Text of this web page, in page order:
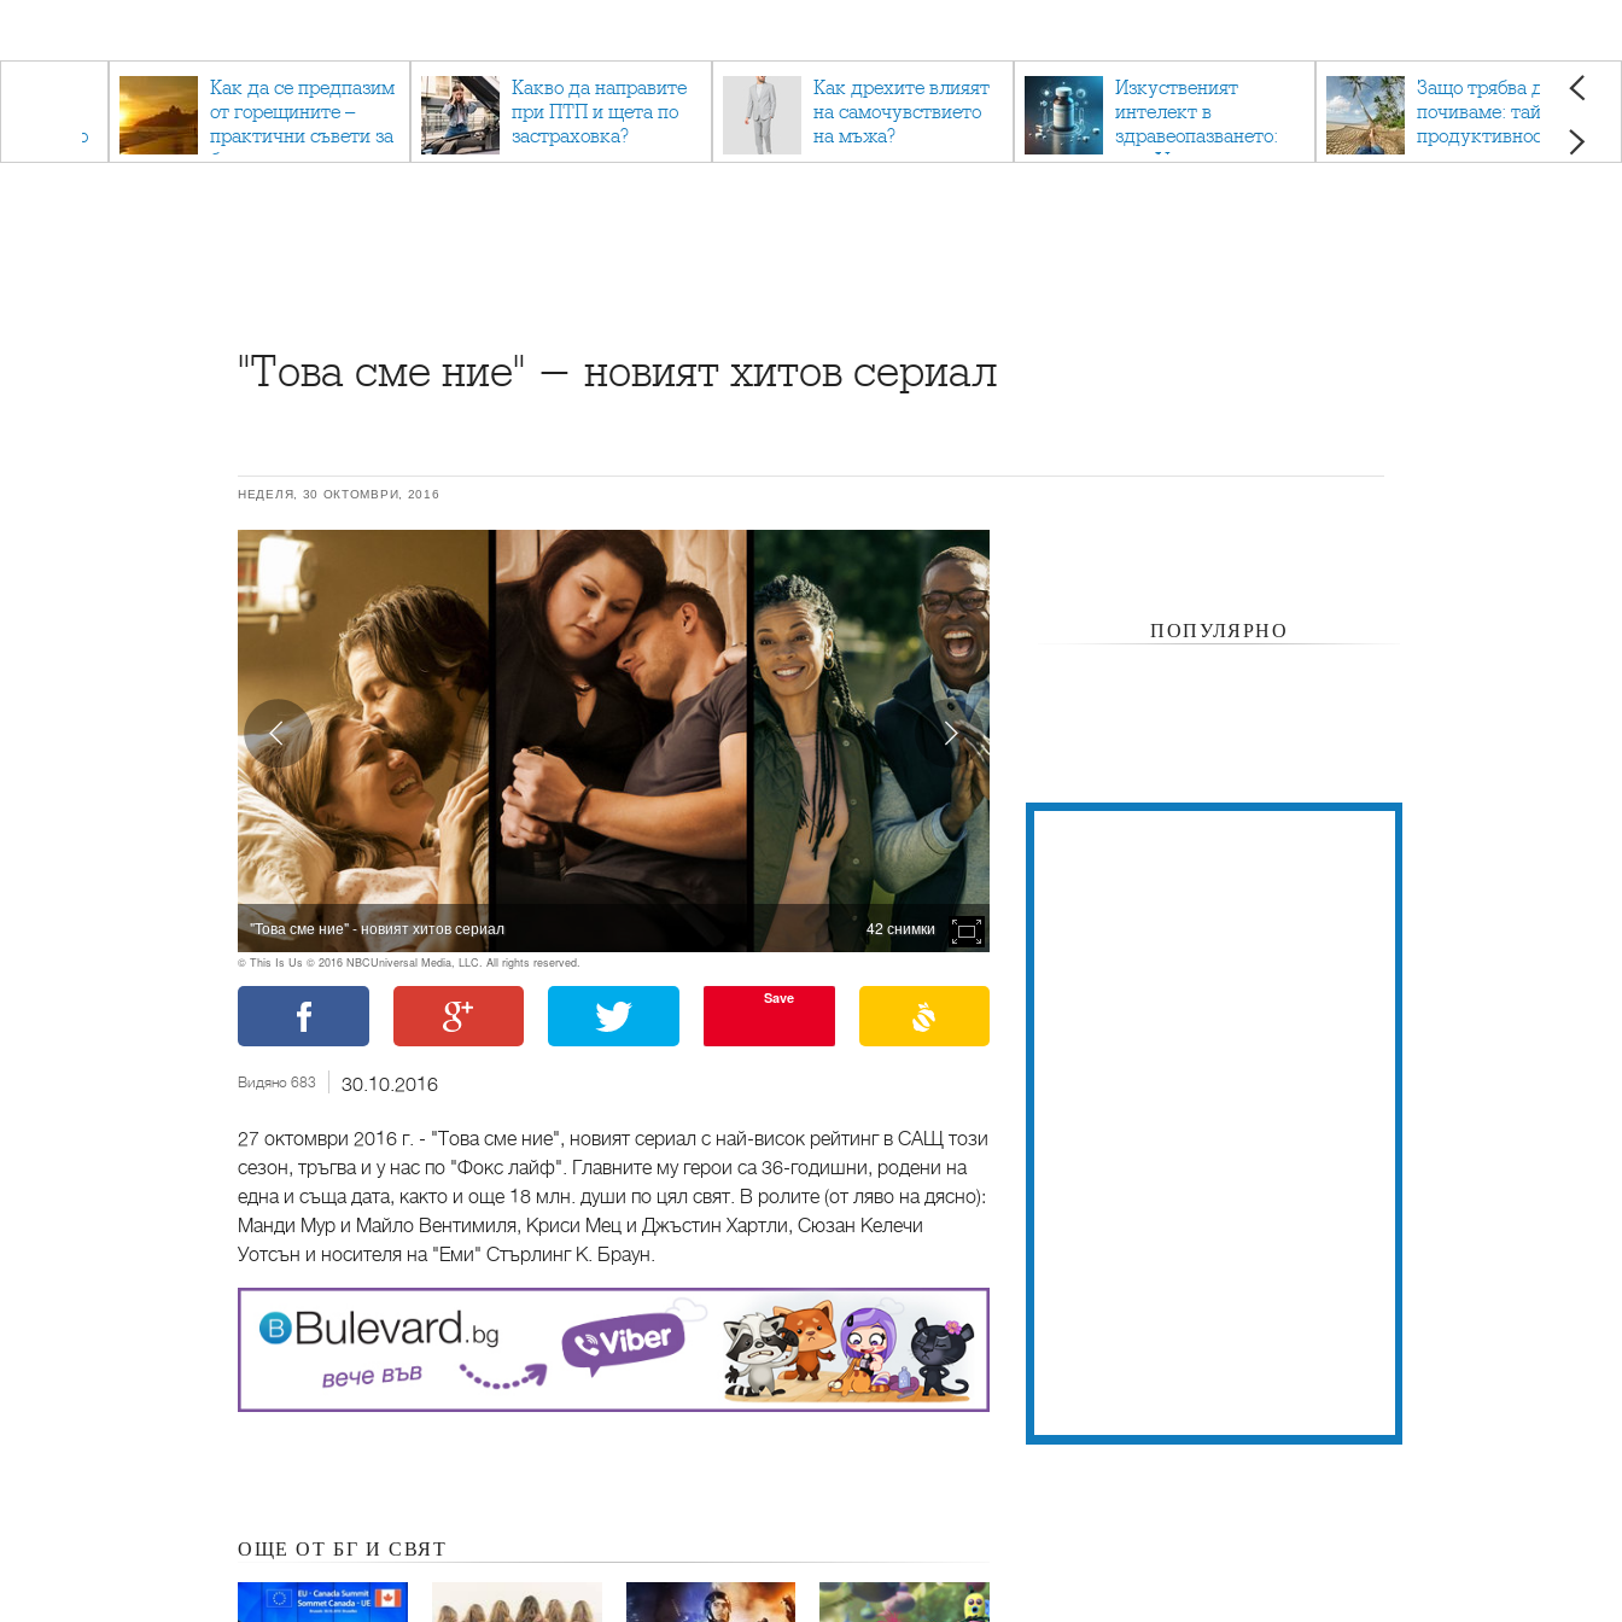
отново
Как да се предпазим
от горещините –
практични съвети за
безопасно лято
Какво да направите
при ПТП и щета по
застраховка?
Как дрехите влияят
на самочувствието
на мъжа?
Изкуственият
интелект в
здравеопазването:
как AI променя
Защо трябва да си
почиваме: тайната на
продуктивността,
здравето и добрия
"Това сме ние" - новият хитов сериал
НЕДЕЛЯ, 30 ОКТОМВРИ, 2016
"Това сме ние" - новият хитов сериал 42 снимки
© This Is Us © 2016 NBCUniversal Media, LLC. All rights reserved.
Save
Видяно 683 30.10.2016
27 октомври 2016 г. - "Това сме ние", новият сериал с най-висок рейтинг в САЩ този
сезон, тръгва и у нас по "Фокс лайф". Главните му герои са 36-годишни, родени на
една и съща дата, както и още 18 млн. души по цял свят. В ролите (от ляво на дясно):
Манди Мур и Майло Вентимиля, Криси Мец и Джъстин Хартли, Сюзан Келечи
Уотсън и носителя на "Еми" Стърлинг К. Браун.
ОЩЕ ОТ БГ И СВЯТ
ПОПУЛЯРНО